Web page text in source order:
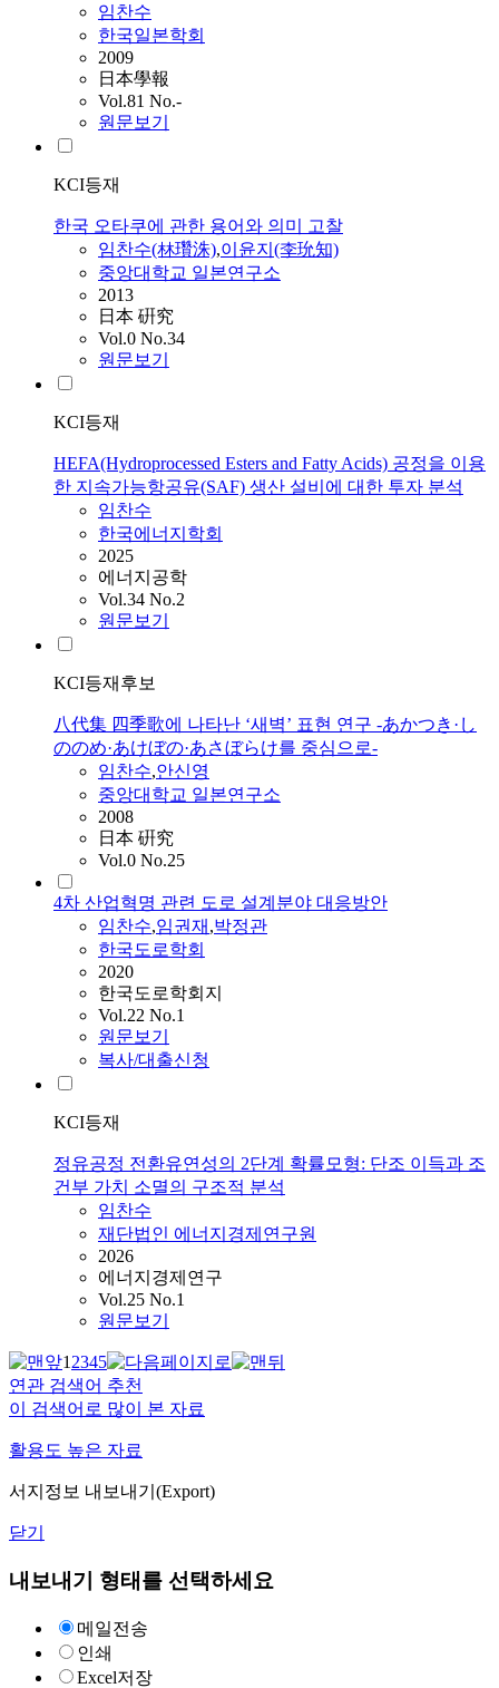
임찬수
한국일본학회
2009
日本學報
Vol.81 No.-
원문보기
KCI등재
한국 오타쿠에 관한 용어와 의미 고찰
임찬수(林瓚洙),이윤지(李玧知)
중앙대학교 일본연구소
2013
日本 硏究
Vol.0 No.34
원문보기
KCI등재
HEFA(Hydroprocessed Esters and Fatty Acids) 공정을 이용
한 지속가능항공유(SAF) 생산 설비에 대한 투자 분석
임찬수
한국에너지학회
2025
에너지공학
Vol.34 No.2
원문보기
KCI등재후보
八代集 四季歌에 나타난 ‘새벽’ 표현 연구 -あかつき·し
ののめ·あけぼの·あさぼらけ를 중심으로-
임찬수,안신영
중앙대학교 일본연구소
2008
日本 硏究
Vol.0 No.25
4차 산업혁명 관련 도로 설계분야 대응방안
임찬수,임권재 ,박정관
한국도로학회
2020
한국도로학회지
Vol.22 No.1
원문보기
복사/대출신청
KCI등재
정유공정 전환유연성의 2단계 확률모형: 단조 이득과 조
건부 가치 소멸의 구조적 분석
임찬수
재단법인 에너지경제연구원
2026
에너지경제연구
Vol.25 No.1
원문보기
12345
연관 검색어 추천
이 검색어로 많이 본 자료
활용도 높은 자료
서지정보 내보내기(Export)
닫기
내보내기 형태를 선택하세요
메일전송
인쇄
Excel저장